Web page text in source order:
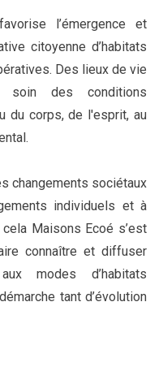
l’émergence et
citoyenne d’habitats
Des lieux de vie
soin des conditions
du corps, de l'esprit, au
changements sociétaux
individuels et à
Maisons Ecoé s’est
connaître et diffuser
modes d’habitats
tant d’évolution